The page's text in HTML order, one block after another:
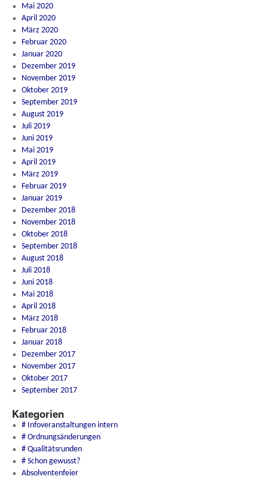
Mai 2020
April 2020
März 2020
Februar 2020
Januar 2020
Dezember 2019
November 2019
Oktober 2019
September 2019
August 2019
Juli 2019
Juni 2019
Mai 2019
April 2019
März 2019
Februar 2019
Januar 2019
Dezember 2018
November 2018
Oktober 2018
September 2018
August 2018
Juli 2018
Juni 2018
Mai 2018
April 2018
März 2018
Februar 2018
Januar 2018
Dezember 2017
November 2017
Oktober 2017
September 2017
Kategorien
# Infoveranstaltungen intern
# Ordnungsänderungen
# Qualitätsrunden
# Schon gewusst?
Absolventenfeier